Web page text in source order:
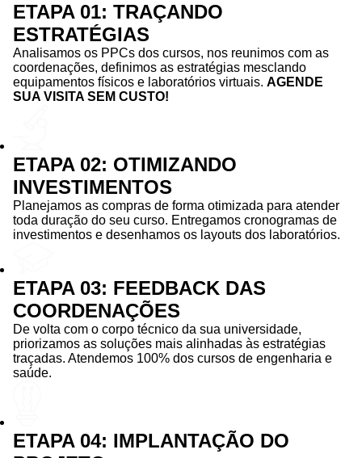
ETAPA 01: TRAÇANDO
ESTRATÉGIAS
Analisamos os PPCs dos cursos, nos reunimos com as
coordenações, definimos as estratégias mesclando
equipamentos físicos e laboratórios virtuais. AGENDE
SUA VISITA SEM CUSTO!
ETAPA 02: OTIMIZANDO
INVESTIMENTOS
Planejamos as compras de forma otimizada para atender
toda duração do seu curso. Entregamos cronogramas de
investimentos e desenhamos os layouts dos laboratórios.
ETAPA 03: FEEDBACK DAS
COORDENAÇÕES
De volta com o corpo técnico da sua universidade,
priorizamos as soluções mais alinhadas às estratégias
traçadas. Atendemos 100% dos cursos de engenharia e
saúde.
ETAPA 04: IMPLANTAÇÃO DO